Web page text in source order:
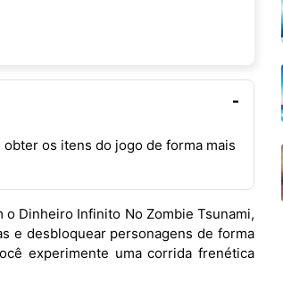
os itens do jogo de forma mais
Dinheiro Infinito No Zombie Tsunami,
e desbloquear personagens de forma
experimente uma corrida frenética